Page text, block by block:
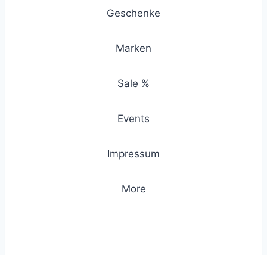
Geschenke
Marken
Sale %
Events
Impressum
More